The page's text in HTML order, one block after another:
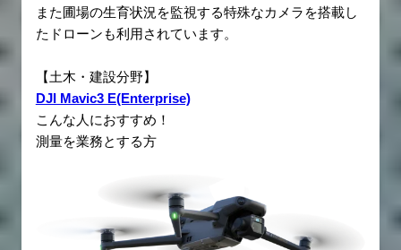
また圃場の生育状況を監視する特殊なカメラを搭載し
たドローンも利用されています。
【土木・建設分野】
DJI Mavic3 E(Enterprise)
こんな人におすすめ！
測量を業務とする方